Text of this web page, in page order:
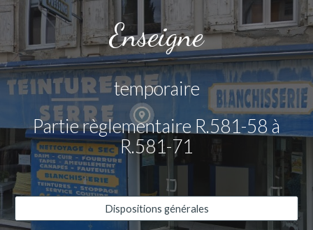
Enseigne
temporaire
Partie règlementaire R.581-58 à
R.581-71
Dispositions générales